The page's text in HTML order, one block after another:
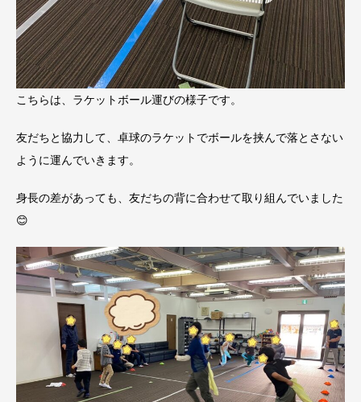
こちらは、ラケットボール運びの様子です。
友だちと協力して、卓球のラケットでボールを挟んで落とさない
ように運んでいきます。
身長の差があっても、友だちの背に合わせて取り組んでいました
😊